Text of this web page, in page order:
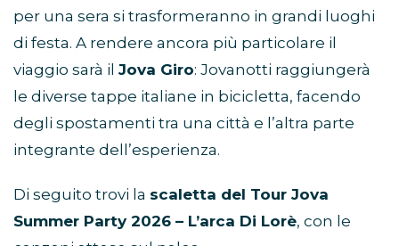
per una sera si trasformeranno in grandi luoghi
di festa. A rendere ancora più particolare il
viaggio sarà il Jova Giro: Jovanotti raggiungerà
le diverse tappe italiane in bicicletta, facendo
degli spostamenti tra una città e l’altra parte
integrante dell’esperienza.
Di seguito trovi la scaletta del Tour Jova
Summer Party 2026 – L’arca Di Lorè, con le